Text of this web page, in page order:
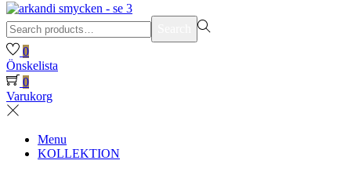
Search
for:>
0
Önskelista
0
Varukorg
Menu
KOLLEKTION